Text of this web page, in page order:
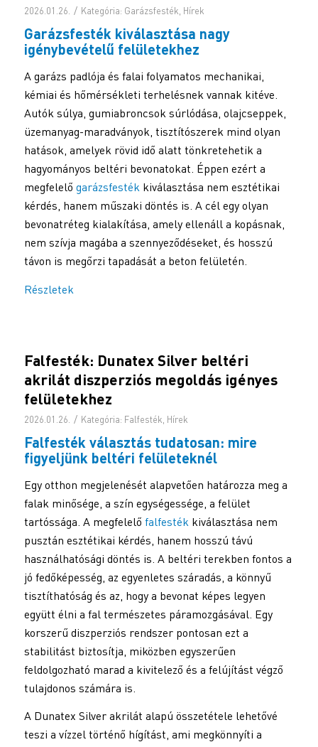
2026.01.26. / Kategória: Garázsfesték, Hírek
Garázsfesték kiválasztása nagy
igénybevételű felületekhez
A garázs padlója és falai folyamatos mechanikai,
kémiai és hőmérsékleti terhelésnek vannak kitéve.
Autók súlya, gumiabroncsok súrlódása, olajcseppek,
üzemanyag-maradványok, tisztítószerek mind olyan
hatások, amelyek rövid idő alatt tönkretehetik a
hagyományos beltéri bevonatokat. Éppen ezért a
megfelelő garázsfestékkiválasztása nem esztétikai
kérdés, hanem műszaki döntés is. A cél egy olyan
bevonatréteg kialakítása, amely ellenáll a kopásnak,
nem szívja magába a szennyeződéseket, és hosszú
távon is megőrzi tapadását a beton felületén.
Részletek
Falfesték: Dunatex Silver beltéri
akrilát diszperziós megoldás igényes
felületekhez
2026.01.26. / Kategória: Falfesték Hírek
Falfesték választás tudatosan: mire
figyeljünk beltéri felületeknél
Egy otthon megjelenését alapvetően határozza meg a
falak minősége, a szín egységessége, a felület
tartóssága. A megfelelő falfesték kiválasztása nem
pusztán esztétikai kérdés, hanem hosszú távú
használhatósági döntés is. A beltéri terekben fontos a
jó fedőképesség, az egyenletes száradás, a könnyű
tisztíthatóság és az, hogy a bevonat képes legyen
együtt élni a fal természetes páramozgásával. Egy
korszerű diszperziós rendszer pontosan ezt a
stabilitást biztosítja, miközben egyszerűen
feldolgozható marad a kivitelező és a felújítást végző
tulajdonos számára is.
A Dunatex Silver akrilát alapú összetétele lehetővé
teszi a vízzel történő hígítást, ami megkönnyíti a